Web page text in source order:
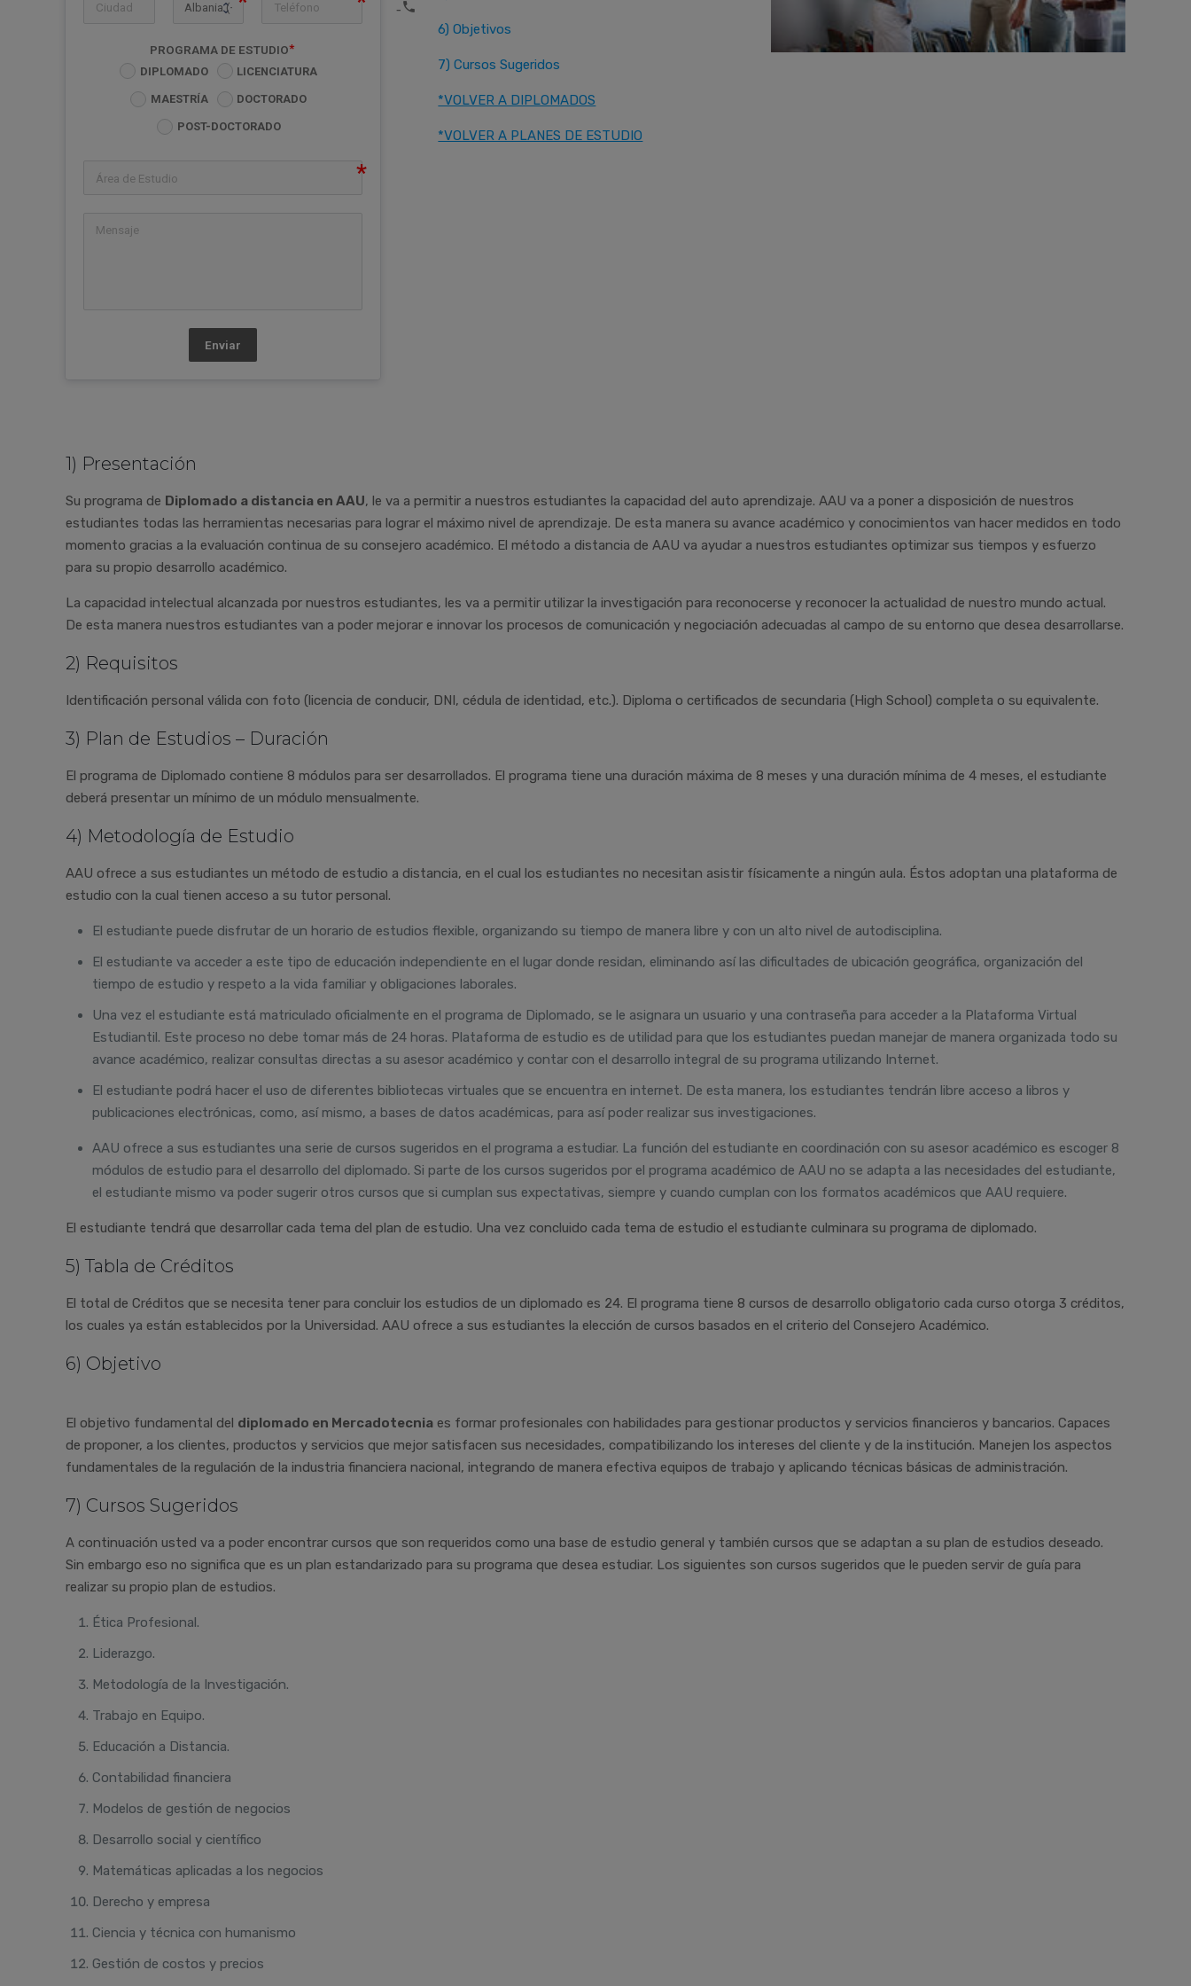
icon-phone
PROGRAMA DE ESTUDIO
DIPLOMADO LICENCIATURA
MAESTRÍA DOCTORADO
POST-DOCTORADO
Enviar
6) Objetivos
7) Cursos Sugeridos
*VOLVER A DIPLOMADOS
*VOLVER A PLANES DE ESTUDIO
1) Presentación
Su programa de Diplomado a distancia en AAU, le va a permitir a nuestros estudiantes la capacidad del auto aprendizaje. AAU va a poner a disposición de nuestros
estudiantes todas las herramientas necesarias para lograr el máximo nivel de aprendizaje. De esta manera su avance académico y conocimientos van hacer medidos en todo
momento gracias a la evaluación continua de su consejero académico. El método a distancia de AAU va ayudar a nuestros estudiantes optimizar sus tiempos y esfuerzo
para su propio desarrollo académico.
La capacidad intelectual alcanzada por nuestros estudiantes, les va a permitir utilizar la investigación para reconocerse y reconocer la actualidad de nuestro mundo actual.
De esta manera nuestros estudiantes van a poder mejorar e innovar los procesos de comunicación y negociación adecuadas al campo de su entorno que desea desarrollarse.
2) Requisitos
Identificación personal válida con foto (licencia de conducir, DNI, cédula de identidad, etc.). Diploma o certificados de secundaria (High School) completa o su equivalente.
3) Plan de Estudios – Duración
El programa de Diplomado contiene 8 módulos para ser desarrollados. El programa tiene una duración máxima de 8 meses y una duración mínima de 4 meses, el estudiante
deberá presentar un mínimo de un módulo mensualmente.
4) Metodología de Estudio
AAU ofrece a sus estudiantes un método de estudio a distancia, en el cual los estudiantes no necesitan asistir físicamente a ningún aula. Éstos adoptan una plataforma de
estudio con la cual tienen acceso a su tutor personal.
El estudiante puede disfrutar de un horario de estudios flexible, organizando su tiempo de manera libre y con un alto nivel de autodisciplina.
El estudiante va acceder a este tipo de educación independiente en el lugar donde residan, eliminando así las dificultades de ubicación geográfica, organización del
tiempo de estudio y respeto a la vida familiar y obligaciones laborales.
Una vez el estudiante está matriculado oficialmente en el programa de Diplomado, se le asignara un usuario y una contraseña para acceder a la Plataforma Virtual
Estudiantil. Este proceso no debe tomar más de 24 horas. Plataforma de estudio es de utilidad para que los estudiantes puedan manejar de manera organizada todo su
avance académico, realizar consultas directas a su asesor académico y contar con el desarrollo integral de su programa utilizando Internet.
El estudiante podrá hacer el uso de diferentes bibliotecas virtuales que se encuentra en internet. De esta manera, los estudiantes tendrán libre acceso a libros y
publicaciones electrónicas, como, así mismo, a bases de datos académicas, para así poder realizar sus investigaciones.
AAU ofrece a sus estudiantes una serie de cursos sugeridos en el programa a estudiar. La función del estudiante en coordinación con su asesor académico es escoger 8
módulos de estudio para el desarrollo del diplomado. Si parte de los cursos sugeridos por el programa académico de AAU no se adapta a las necesidades del estudiante,
el estudiante mismo va poder sugerir otros cursos que si cumplan sus expectativas, siempre y cuando cumplan con los formatos académicos que AAU requiere.
El estudiante tendrá que desarrollar cada tema del plan de estudio. Una vez concluido cada tema de estudio el estudiante culminara su programa de diplomado.
5) Tabla de Créditos
El total de Créditos que se necesita tener para concluir los estudios de un diplomado es 24. El programa tiene 8 cursos de desarrollo obligatorio cada curso otorga 3 créditos,
los cuales ya están establecidos por la Universidad. AAU ofrece a sus estudiantes la elección de cursos basados en el criterio del Consejero Académico.
6) Objetivo
El objetivo fundamental del diplomado en Mercadotecnia es formar profesionales con habilidades para gestionar productos y servicios financieros y bancarios. Capaces
de proponer, a los clientes, productos y servicios que mejor satisfacen sus necesidades, compatibilizando los intereses del cliente y de la institución. Manejen los aspectos
fundamentales de la regulación de la industria financiera nacional, integrando de manera efectiva equipos de trabajo y aplicando técnicas básicas de administración.
7) Cursos Sugeridos
A continuación usted va a poder encontrar cursos que son requeridos como una base de estudio general y también cursos que se adaptan a su plan de estudios deseado.
Sin embargo eso no significa que es un plan estandarizado para su programa que desea estudiar. Los siguientes son cursos sugeridos que le pueden servir de guía para
realizar su propio plan de estudios.
Ética Profesional.
Liderazgo.
Metodología de la Investigación.
Trabajo en Equipo.
Educación a Distancia.
Contabilidad financiera
Modelos de gestión de negocios
Desarrollo social y científico
Matemáticas aplicadas a los negocios
Derecho y empresa
Ciencia y técnica con humanismo
Gestión de costos y precios